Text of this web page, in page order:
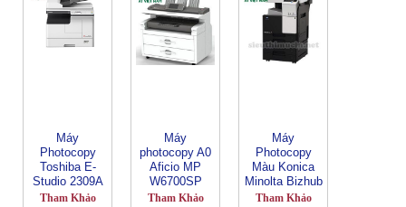
Máy
Photocopy
Toshiba E-
Studio 2309A
MR
Tham Khảo
Máy
photocopy A0
Aficio MP
W6700SP
Tham Khảo
Máy
Photocopy
Màu Konica
Minolta Bizhub
C287
Tham Khảo